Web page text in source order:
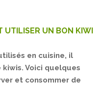
UTILISER UN BON KIWI
en cuisine, il
Voici quelques
et consommer de